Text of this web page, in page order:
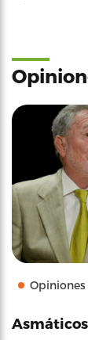
Opiniones